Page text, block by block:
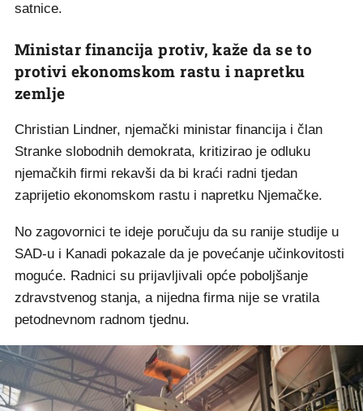
satnice.
Ministar financija protiv, kaže da se to
protivi ekonomskom rastu i napretku
zemlje
Christian Lindner, njemački ministar financija i član
Stranke slobodnih demokrata, kritizirao je odluku
njemačkih firmi rekavši da bi kraći radni tjedan
zaprijetio ekonomskom rastu i napretku Njemačke.
No zagovornici te ideje poručuju da su ranije studije u
SAD-u i Kanadi pokazale da je povećanje učinkovitosti
moguće. Radnici su prijavljivali opće poboljšanje
zdravstvenog stanja, a nijedna firma nije se vratila
petodnevnom radnom tjednu.